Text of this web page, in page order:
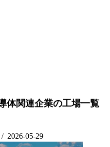
体関連企業の工場一覧
/ 2026-05-29